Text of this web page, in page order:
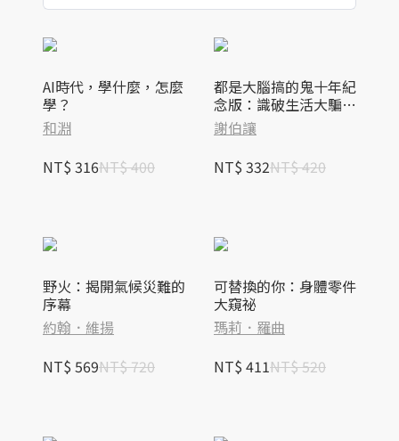
AI時代，學什麼，怎麼
學？
和淵
NT$ 316NT$ 400
都是大腦搞的鬼十年紀
念版：識破生活大騙
局，終結衝動消費、擺
脫社恐障礙、贏得職場
主動權
謝伯讓
NT$ 332NT$ 420
野火：揭開氣候災難的
序幕
約翰．維揚
NT$ 569NT$ 720
可替換的你：身體零件
大窺祕
瑪莉．羅曲
NT$ 411NT$ 520